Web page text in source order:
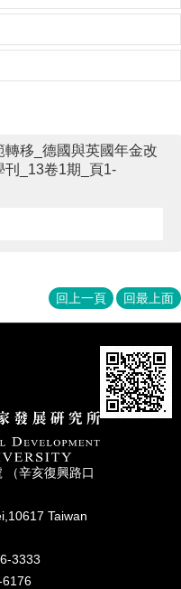
移_德國與英國年金改
刊_13卷1期_頁1-
回上一頁 回最上面
（辛亥復興路⼝
Taiwan
3333